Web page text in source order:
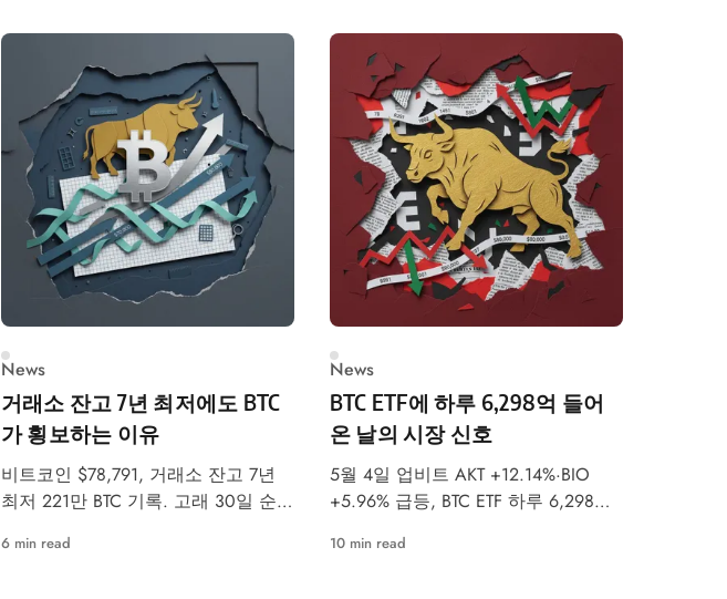
News
거래소 잔고 7년 최저에도 BTC
가 횡보하는 이유
비트코인 $78,791, 거래소 잔고 7년
최저 221만 BTC 기록. 고래 30일 순매
5월 강세·약세 시나리오를 분석합니
6 min read
News
BTC ETF에 하루 6,298억 들어
온 날의 시장 신호
5월 4일 업비트 AKT +12.14%·BIO
+5.96% 급등, BTC ETF 하루 6,298억
주 FOMC 금리 결정이 최대 변수입니
10 min read